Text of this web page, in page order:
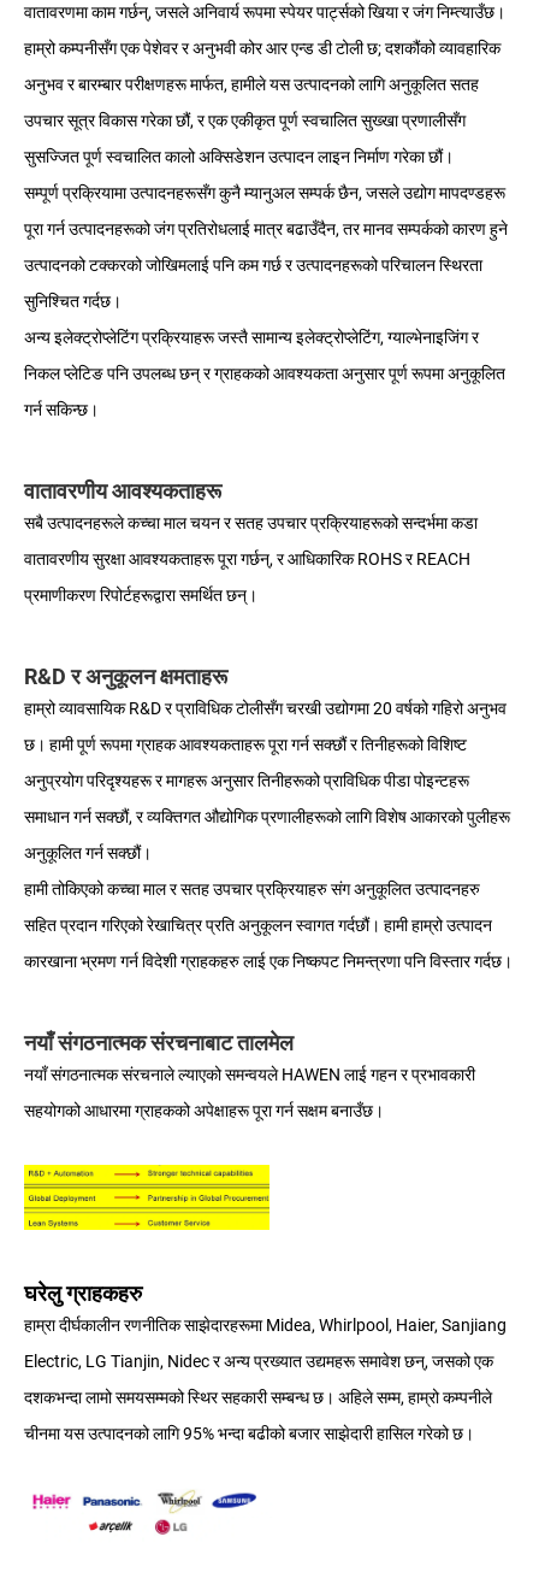
वातावरणमा काम गर्छन्, जसले अनिवार्य रूपमा स्पेयर पार्ट्सको खिया र जंग निम्त्याउँछ।
हाम्रो कम्पनीसँग एक पेशेवर र अनुभवी कोर आर एन्ड डी टोली छ; दशकौंको व्यावहारिक
अनुभव र बारम्बार परीक्षणहरू मार्फत, हामीले यस उत्पादनको लागि अनुकूलित सतह
उपचार सूत्र विकास गरेका छौं, र एक एकीकृत पूर्ण स्वचालित सुख्खा प्रणालीसँग
सुसज्जित पूर्ण स्वचालित कालो अक्सिडेशन उत्पादन लाइन निर्माण गरेका छौं।
सम्पूर्ण प्रक्रियामा उत्पादनहरूसँग कुनै म्यानुअल सम्पर्क छैन, जसले उद्योग मापदण्डहरू
पूरा गर्न उत्पादनहरूको जंग प्रतिरोधलाई मात्र बढाउँदैन, तर मानव सम्पर्कको कारण हुने
उत्पादनको टक्करको जोखिमलाई पनि कम गर्छ र उत्पादनहरूको परिचालन स्थिरता
सुनिश्चित गर्दछ।
अन्य इलेक्ट्रोप्लेटिंग प्रक्रियाहरू जस्तै सामान्य इलेक्ट्रोप्लेटिंग, ग्याल्भेनाइजिंग र
निकल प्लेटिङ पनि उपलब्ध छन् र ग्राहकको आवश्यकता अनुसार पूर्ण रूपमा अनुकूलित
गर्न सकिन्छ।
वातावरणीय आवश्यकताहरू
सबै उत्पादनहरूले कच्चा माल चयन र सतह उपचार प्रक्रियाहरूको सन्दर्भमा कडा
वातावरणीय सुरक्षा आवश्यकताहरू पूरा गर्छन्, र आधिकारिक ROHS र REACH
प्रमाणीकरण रिपोर्टहरूद्वारा समर्थित छन्।
R&D र अनुकूलन क्षमताहरू
हाम्रो व्यावसायिक R&D र प्राविधिक टोलीसँग चरखी उद्योगमा 20 वर्षको गहिरो अनुभव
छ। हामी पूर्ण रूपमा ग्राहक आवश्यकताहरू पूरा गर्न सक्छौं र तिनीहरूको विशिष्ट
अनुप्रयोग परिदृश्यहरू र मागहरू अनुसार तिनीहरूको प्राविधिक पीडा पोइन्टहरू
समाधान गर्न सक्छौं, र व्यक्तिगत औद्योगिक प्रणालीहरूको लागि विशेष आकारको पुलीहरू
अनुकूलित गर्न सक्छौं।
हामी तोकिएको कच्चा माल र सतह उपचार प्रक्रियाहरु संग अनुकूलित उत्पादनहरु
सहित प्रदान गरिएको रेखाचित्र प्रति अनुकूलन स्वागत गर्दछौं। हामी हाम्रो उत्पादन
कारखाना भ्रमण गर्न विदेशी ग्राहकहरु लाई एक निष्कपट निमन्त्रणा पनि विस्तार गर्दछ।
नयाँ संगठनात्मक संरचनाबाट तालमेल
नयाँ संगठनात्मक संरचनाले ल्याएको समन्वयले HAWEN लाई गहन र प्रभावकारी
सहयोगको आधारमा ग्राहकको अपेक्षाहरू पूरा गर्न सक्षम बनाउँछ।
घरेलु ग्राहकहरु
हाम्रा दीर्घकालीन रणनीतिक साझेदारहरूमा Midea, Whirlpool, Haier, Sanjiang
Electric, LG Tianjin, Nidec र अन्य प्रख्यात उद्यमहरू समावेश छन्, जसको एक
दशकभन्दा लामो समयसम्मको स्थिर सहकारी सम्बन्ध छ। अहिले सम्म, हाम्रो कम्पनीले
चीनमा यस उत्पादनको लागि 95% भन्दा बढीको बजार साझेदारी हासिल गरेको छ।